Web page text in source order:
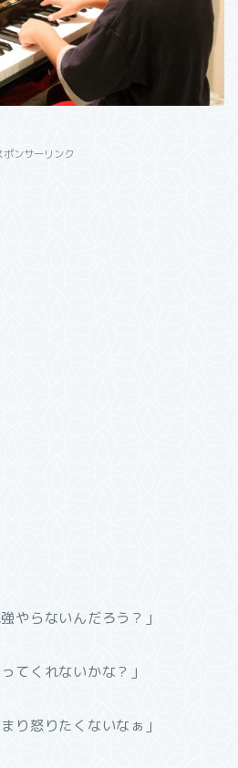
ポンサーリンク
やらないんだろう？」
てくれないかな？」
り怒りたくないなぁ」